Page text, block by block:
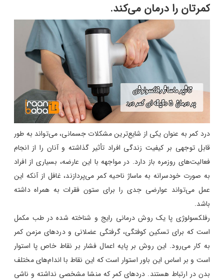
کمرتان را درمان می‌کند.
درد کمر به عنوان یکی از شایع‌ترین مشکلات جسمانی، می‌تواند به طور
قابل توجهی بر کیفیت زندگی افراد تأثیر گذاشته و آنان را از انجام
فعالیت‌های روزمره باز دارد. در مواجهه با این عارضه، بسیاری از افراد
به صورت خودسرانه به ماساژ ناحیه کمر می‌پردازند، غافل از آنکه این
عمل می‌تواند عوارضی جدی را برای ستون فقرات به همراه داشته
باشد.
رفلکسولوژی پا یک روش درمانی رایج و شناخته شده در طب مکمل
است که برای تسکین کوفتگی، گرفتگی عضلانی و دردهای مزمن کمر
به کار می‌رود. این روش بر پایه اعمال فشار بر نقاط خاص پا استوار
است و بر اساس این باور استوار است که این نقاط با اندام‌های مختلف
بدن در ارتباط هستند. دردهای کمر که منشا مشخصی نداشته و ناشی